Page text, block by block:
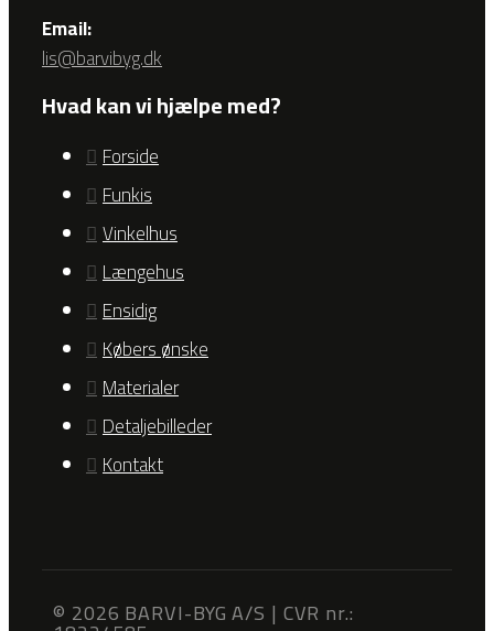
Email:
lis@barvibyg.dk
Hvad kan vi hjælpe med?
Forside
Funkis
Vinkelhus
Længehus
Ensidig
Købers ønske
Materialer
Detaljebilleder
Kontakt
© 2026 BARVI-BYG A/S | CVR nr.: